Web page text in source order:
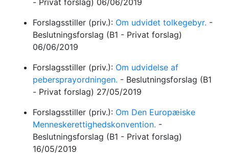
- Privat forslag) 06/06/2019
Forslagsstiller (priv.): Om udvidet tolkegebyr. -
Beslutningsforslag (B1 - Privat forslag)
06/06/2019
Forslagsstiller (priv.): Om udvidelse af
pebersprayordningen. - Beslutningsforslag (B1
- Privat forslag) 27/05/2019
Forslagsstiller (priv.): Om Den Europæiske
Menneskerettighedskonvention. -
Beslutningsforslag (B1 - Privat forslag)
16/05/2019